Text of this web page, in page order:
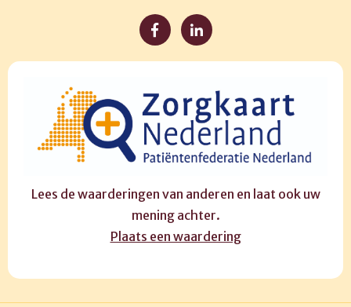
Lees de waarderingen van anderen en laat ook uw
mening achter.
Plaats een waardering